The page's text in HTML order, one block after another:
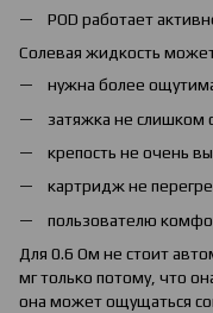
POD работает
Солевая жидкость
нужна более
затяжка не слишком
крепость не очень
картридж не
пользователю
Для 0.6 Ом не стоит
мг только потому, что
она может ощущаться